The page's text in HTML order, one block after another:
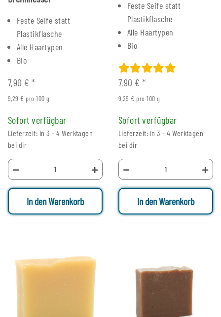
Feste Seife statt
Plastikflasche
Alle Haartypen
Bio
7,90 €*
9,29 € pro 100 g
Sofort verfügbar
Lieferzeit: in 3 - 4 Werktagen
bei dir
In den Warenkorb
Feste Seife statt
Plastikflasche
Alle Haartypen
Bio
7,90 €*
9,29 € pro 100 g
Sofort verfügbar
Lieferzeit: in 3 - 4 Werktagen
bei dir
In den Warenkorb